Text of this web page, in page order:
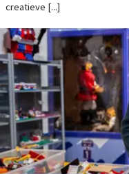
creatieve [...]